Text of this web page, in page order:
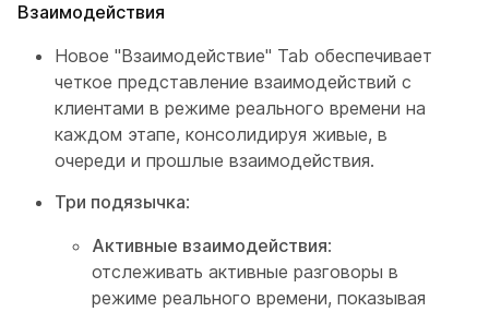
Взаимодействия
Новое "Взаимодействие" Tab обеспечивает
четкое представление взаимодействий с
клиентами в режиме реального времени на
каждом этапе, консолидируя живые, в
очереди и прошлые взаимодействия.
Три подязычка:
Активные взаимодействия:
отслеживать активные разговоры в
режиме реального времени, показывая